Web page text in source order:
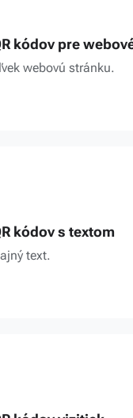
kódov pre
webovú stránku.
kódov s textom
text.